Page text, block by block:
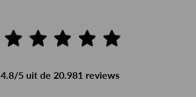
4.8/5 uit de 20.981 reviews